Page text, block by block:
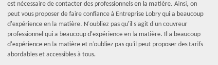
est nécessaire de contacter des professionnels en la matière. Ainsi, on
peut vous proposer de faire confiance à Entreprise Lobry qui a beaucoup
d'expérience en la matière. N'oubliez pas qu'il s'agit d'un couvreur
professionnel qui a beaucoup d'expérience en la matière. Il a beaucoup
d'expérience en la matière et n'oubliez pas qu'il peut proposer des tarifs
abordables et accessibles à tous.